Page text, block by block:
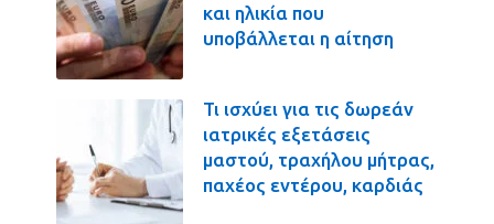
και ηλικία που
υποβάλλεται η αίτηση
Τι ισχύει για τις δωρεάν
ιατρικές εξετάσεις
μαστού, τραχήλου μήτρας,
παχέος εντέρου, καρδιάς